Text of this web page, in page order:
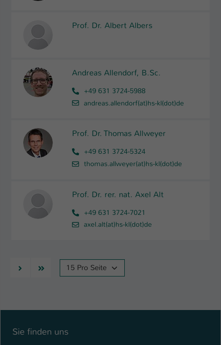
Prof. Dr. Albert Albers
Andreas Allendorf, B.Sc.
+49 631 3724-5988
andreas.allendorf(at)hs-kl(dot)de
Prof. Dr. Thomas Allweyer
+49 631 3724-5324
thomas.allweyer(at)hs-kl(dot)de
Prof. Dr. rer. nat. Axel Alt
+49 631 3724-7021
axel.alt(at)hs-kl(dot)de
NächsteLetzte 15 Pro Seite
Sie finden uns